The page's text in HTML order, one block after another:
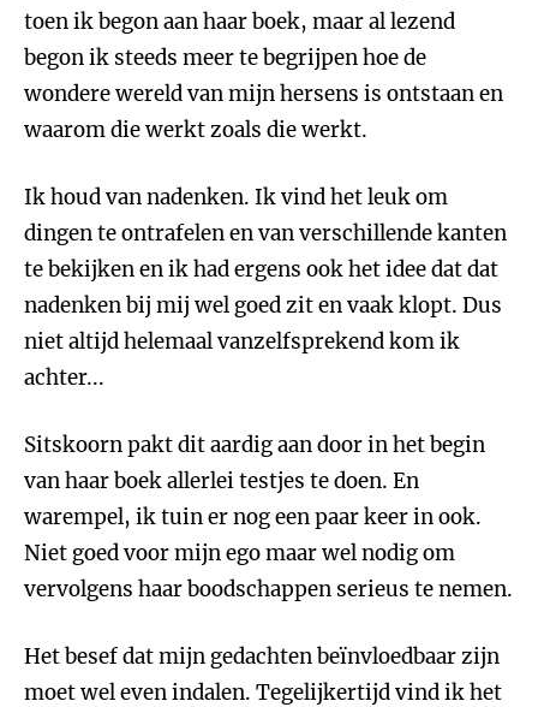
toen ik begon aan haar boek, maar al lezend
begon ik steeds meer te begrijpen hoe de
wondere wereld van mijn hersens is ontstaan en
waarom die werkt zoals die werkt.
Ik houd van nadenken. Ik vind het leuk om
dingen te ontrafelen en van verschillende kanten
te bekijken en ik had ergens ook het idee dat dat
nadenken bij mij wel goed zit en vaak klopt. Dus
niet altijd helemaal vanzelfsprekend kom ik
achter...
Sitskoorn pakt dit aardig aan door in het begin
van haar boek allerlei testjes te doen. En
warempel, ik tuin er nog een paar keer in ook.
Niet goed voor mijn ego maar wel nodig om
vervolgens haar boodschappen serieus te nemen.
Het besef dat mijn gedachten beïnvloedbaar zijn
moet wel even indalen. Tegelijkertijd vind ik het